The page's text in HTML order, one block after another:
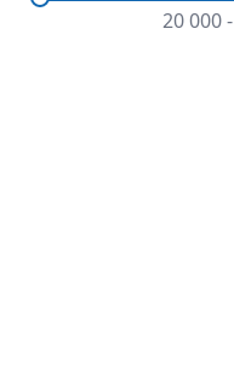
20 000-